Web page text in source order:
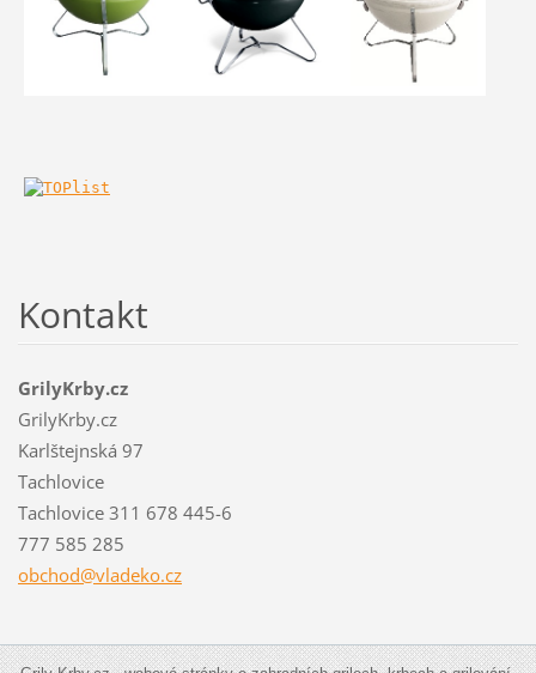
Kontakt
GrilyKrby.cz
GrilyKrby.cz
Karlštejnská 97
Tachlovice
Tachlovice 311 678 445-6
777 585 285
obchod@vladeko.cz